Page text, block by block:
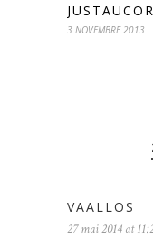
3 NOVEMBRE 2013
VAALLOS
27 mai 2014 at